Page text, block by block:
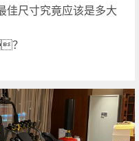
尺寸究竟应该是多大
？